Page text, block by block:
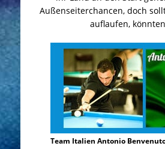
Außenseiterchancen, doch
auflaufen,
Team Italien Antonio